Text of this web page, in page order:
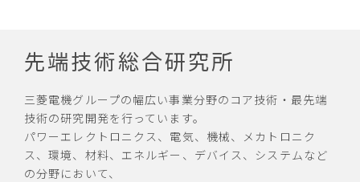
先端技術総合研究所
三菱電機グループの幅広い事業分野のコア技術・最先端
技術の研究開発を行っています。
パワーエレクトロニクス、電気、機械、メカトロニク
ス、環境、材料、エネルギー、デバイス、システムなど
の分野において、